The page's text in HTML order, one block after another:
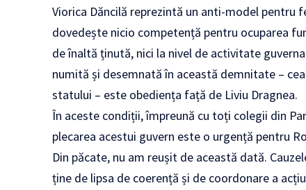
Viorica Dăncilă reprezintă un anti-model pentru
dovedește nicio competență pentru ocuparea
de înaltă ținută, nici la nivel de activitate
numită și desemnată în această demnitate –
statului – este obediența față de Liviu Dragnea.
În aceste condiții, împreună cu toți colegii din
plecarea acestui guvern este o urgență pentru
Din păcate, nu am reușit de această dată.
ține de lipsa de coerență și de coordonare a